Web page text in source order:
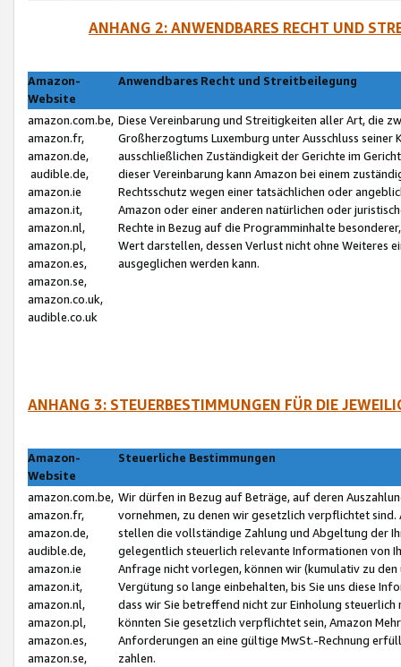
ANHANG 2: ANWENDBARES RECHT UND
Amazon-
Website
Anwendbares Recht und Streitbeilegung
amazon.com.be,
amazon.fr,
amazon.de,
audible.de,
amazon.ie
amazon.it,
amazon.nl,
amazon.pl,
amazon.es,
amazon.se,
amazon.co.uk,
audible.co.uk
Diese Vereinbarung und Streitigkeiten aller Art, die
Großherzogtums Luxemburg unter Ausschluss
ausschließlichen Zuständigkeit der Gerichte im
dieser Vereinbarung kann Amazon bei einem
Rechtsschutz wegen einer tatsächlichen oder
Amazon oder einer anderen natürlichen oder
Rechte in Bezug auf die Programminhalte
Wert darstellen, dessen Verlust nicht ohne Weiteres
ausgeglichen werden kann.
ANHANG 3: STEUERBESTIMMUNGEN FÜR DIE
Amazon-
Website
Steuerliche Bestimmungen
amazon.com.be,
amazon.fr,
amazon.de,
audible.de,
amazon.ie
amazon.it,
amazon.nl,
amazon.pl,
amazon.es,
amazon.se,
Wir dürfen in Bezug auf Beträge, auf deren
vornehmen, zu denen wir gesetzlich verpflichtet
stellen die vollständige Zahlung und Abgeltung der
gelegentlich steuerlich relevante Informationen von
Anfrage nicht vorlegen, können wir (kumulativ zu
Vergütung so lange einbehalten, bis Sie uns diese
dass wir Sie betreffend nicht zur Einholung
könnten Sie gesetzlich verpflichtet sein, Amazon
Anforderungen an eine gültige MwSt.-Rechnung
zahlen.